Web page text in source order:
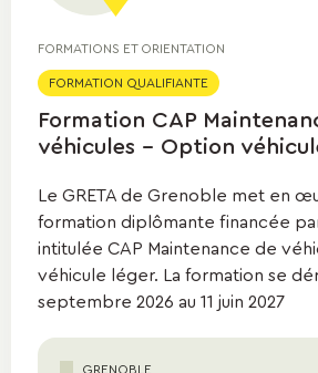
FORMATIONS ET ORIENTATION
FORMATION QUALIFIANTE
Formation CAP
véhicules - Option
Le GRETA de Grenoble met en
formation diplômante financée par
intitulée CAP Maintenance de
véhicule léger. La formation se
septembre 2026 au 11 juin 2027
GRENOBLE